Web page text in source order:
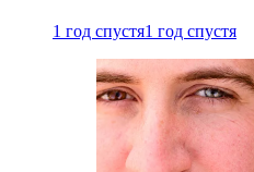
1 год спустя1 год спустя